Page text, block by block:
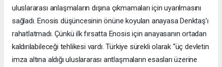
uluslararası anlaşmaların dışına çıkmamaları için uyarılmasını
sağladı. Enosis düşüncesinin önüne koyulan anayasa Denktaş’ı
rahatlatmadı. Çünkü ilk fırsatta Enosis için anayasanın ortadan
kaldırılabileceği tehlikesi vardı. Türkiye sürekli olarak “üç devletin
imza altına aldığı uluslararası antlaşmaların esasları üzerine